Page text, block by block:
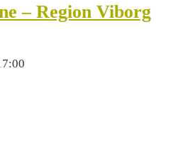
– Region Viborg